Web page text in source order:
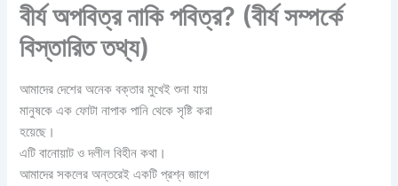
বীর্য অপবিত্র নাকি পবিত্র? (বীর্য সম্পর্কে
বিস্তারিত তথ্য)
আমাদের দেশের অনেক বক্তার মুখেই শুনা যায়
মানুষকে এক ফোটা নাপাক পানি থেকে সৃষ্টি করা
হয়েছে।
এটি বানোয়াট ও দলীল বিহীন কথা।
আমাদের সকলের অন্তরেই একটি প্রশ্ন জাগে
s